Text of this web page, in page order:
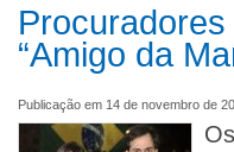
“Amigo da
Publicação em 14 de novembro de